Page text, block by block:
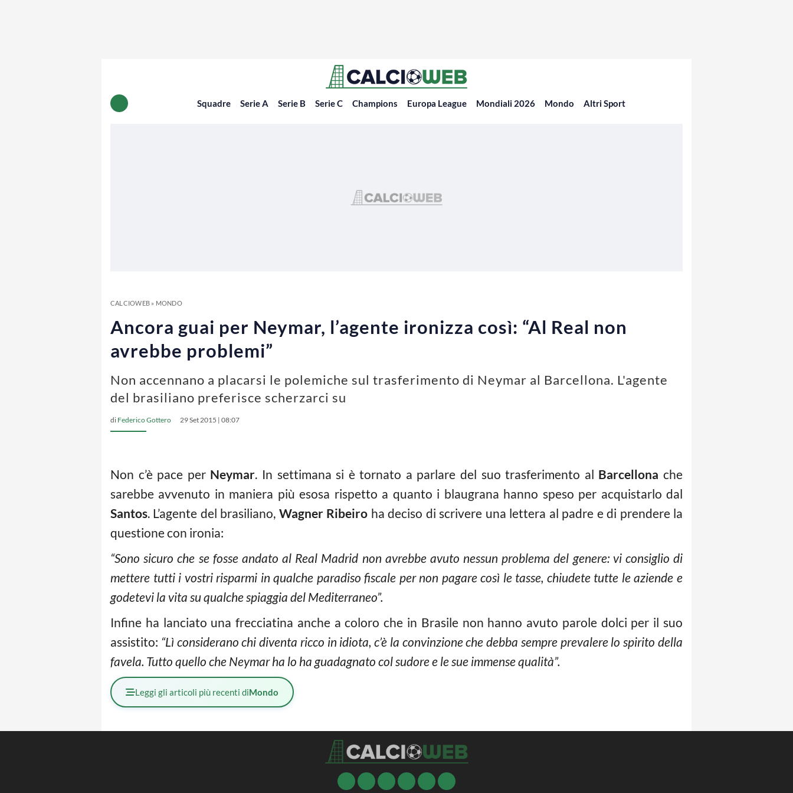
Squadre Serie A Serie B Serie C Champions Europa League Mondiali 2026 Mondo Altri Sport
CALCIOWEB» MONDO
Ancora guai per Neymar, l’agente ironizza così: “Al Real non
avrebbe problemi”
Non accennano a placarsi le polemiche sul trasferimento di Neymar al Barcellona. L'agente
del brasiliano preferisce scherzarci su
di Federico Gottero 29 Set 2015 | 08:07
Non c’è pace per Neymar. In settimana si è tornato a parlare del suo trasferimento al Barcellona che
sarebbe avvenuto in maniera più esosa rispetto a quanto i blaugrana hanno speso per acquistarlo dal
Santos. L’agente del brasiliano, Wagner Ribeiro ha deciso di scrivere una lettera al padre e di prendere la
questione con ironia:
“Sono sicuro che se fosse andato al Real Madrid non avrebbe avuto nessun problema del genere: vi consiglio di
mettere tutti i vostri risparmi in qualche paradiso fiscale per non pagare così le tasse, chiudete tutte le aziende e
godetevi la vita su qualche spiaggia del Mediterraneo”.
Infine ha lanciato una frecciatina anche a coloro che in Brasile non hanno avuto parole dolci per il suo
assistito: “Lì considerano chi diventa ricco in idiota, c’è la convinzione che debba sempre prevalere lo spirito della
favela. Tutto quello che Neymar ha lo ha guadagnato col sudore e le sue immense qualità”.
Leggi gli articoli più recenti diMondo